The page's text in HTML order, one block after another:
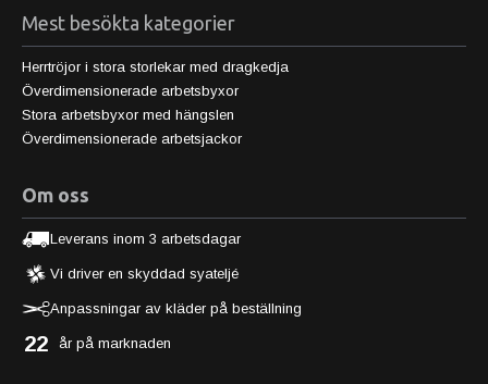
Mest besökta kategorier
Herrtröjor i stora storlekar med dragkedja
Överdimensionerade arbetsbyxor
Stora arbetsbyxor med hängslen
Överdimensionerade arbetsjackor
Om oss
Leverans inom 3 arbetsdagar
Vi driver en skyddad syateljé
Anpassningar av kläder på beställning
22 år på marknaden